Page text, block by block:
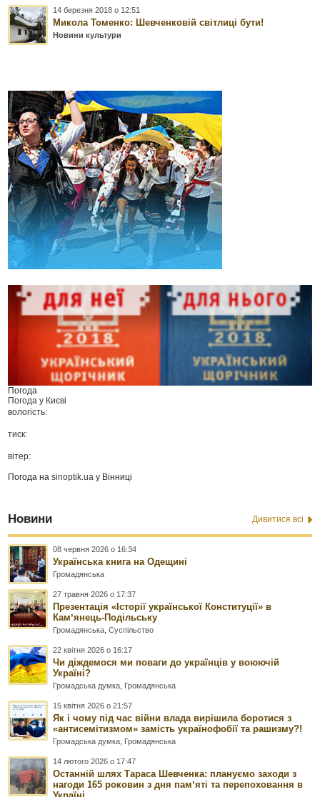
14 березня 2018 о 12:51
Микола Томенко: Шевченковій світлиці бути!
Новини культури
Погода
Погода у Києві
вологість:
тиск:
вітер:
Погода наsinoptik.ua у Вінниці
Новини Дивитися всі
08 червня 2026 о 16:34
Українська книга на Одещині
Громадянська
27 травня 2026 о 17:37
Презентація «Історії української Конституції» в
Камʼянець-Подільську
Громадянська ,Суспільство
22 квітня 2026 о 16:17
Чи діждемося ми поваги до українців у воюючій
Україні?
Громадська думка Громадянська
15 квітня 2026 о 21:57
Як і чому під час війни влада вирішила боротися з
«антисемітизмом» замість українофобії та рашизму?!
Громадська думка Громадянська
14 лютого 2026 о 17:47
Останній шлях Тараса Шевченка: плануємо заходи з
нагоди 165 роковин з дня памʼяті та перепоховання в